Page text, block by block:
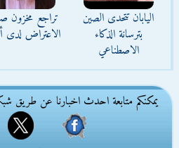
اليابان تتحدى الصين
بترسانة الذكاء
الاصطناعي
تراجع مخزون
الاعتراض لدى
يمكنكم متابعة احدث اخبارنا عن طريق